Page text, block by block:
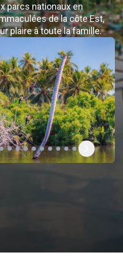
parcs nationaux en
de la côte Est,
plaire à toute la famille.